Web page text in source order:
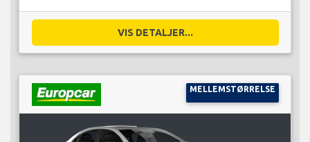
VIS DETALJER...
MELLEMSTØRRELSE